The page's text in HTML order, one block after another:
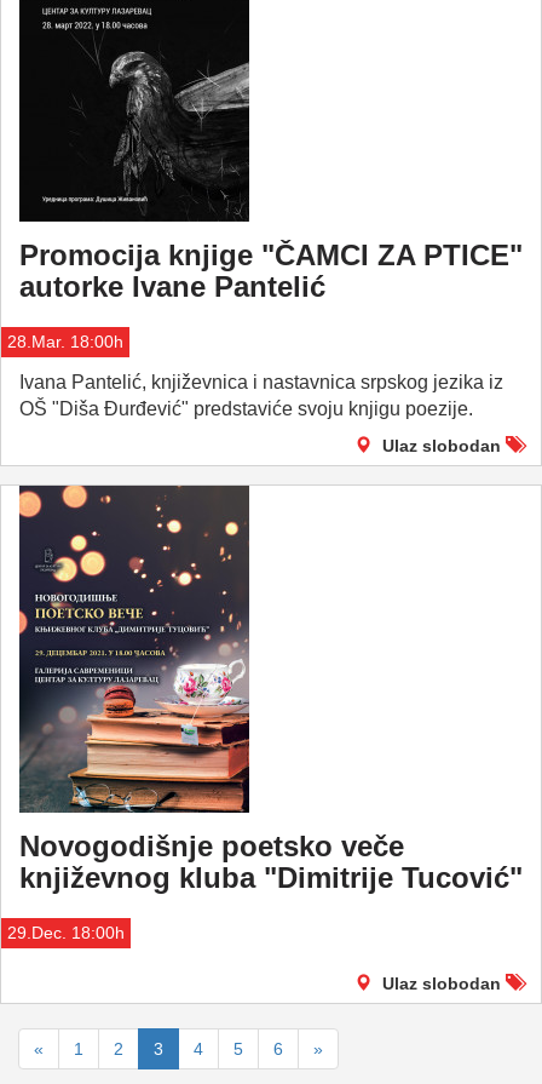
Promocija knjige "ČAMCI ZA PTICE"
autorke Ivane Pantelić
28.Mar. 18:00h
Ivana Pantelić, književnica i nastavnica srpskog jezika iz
OŠ "Diša Đurđević" predstaviće svoju knjigu poezije.
Ulaz slobodan
Novogodišnje poetsko veče
književnog kluba "Dimitrije Tucović"
29.Dec. 18:00h
Ulaz slobodan
« 1 2 3 4 5 6 »